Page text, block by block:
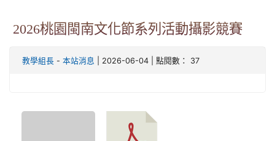
2026桃園閩南文化節系列活動攝影競賽
教學組長 - 本站消息 | 2026-06-04 | 點閱數： 37